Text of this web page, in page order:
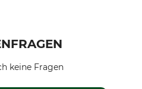
keine Fragen